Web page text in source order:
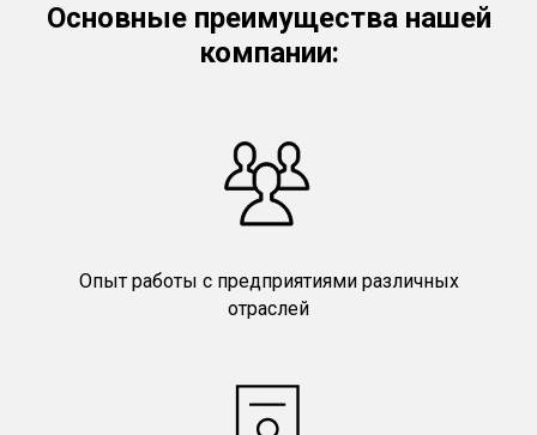
Основные преимущества нашей
компании:
Опыт работы с предприятиями различных
отраслей